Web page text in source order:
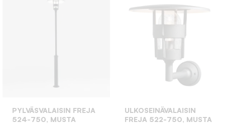
PYLVÄSVALAISIN FREJA
524-750, MUSTA
ULKOSEINÄVALAISIN
FREJA 522-750, MUSTA